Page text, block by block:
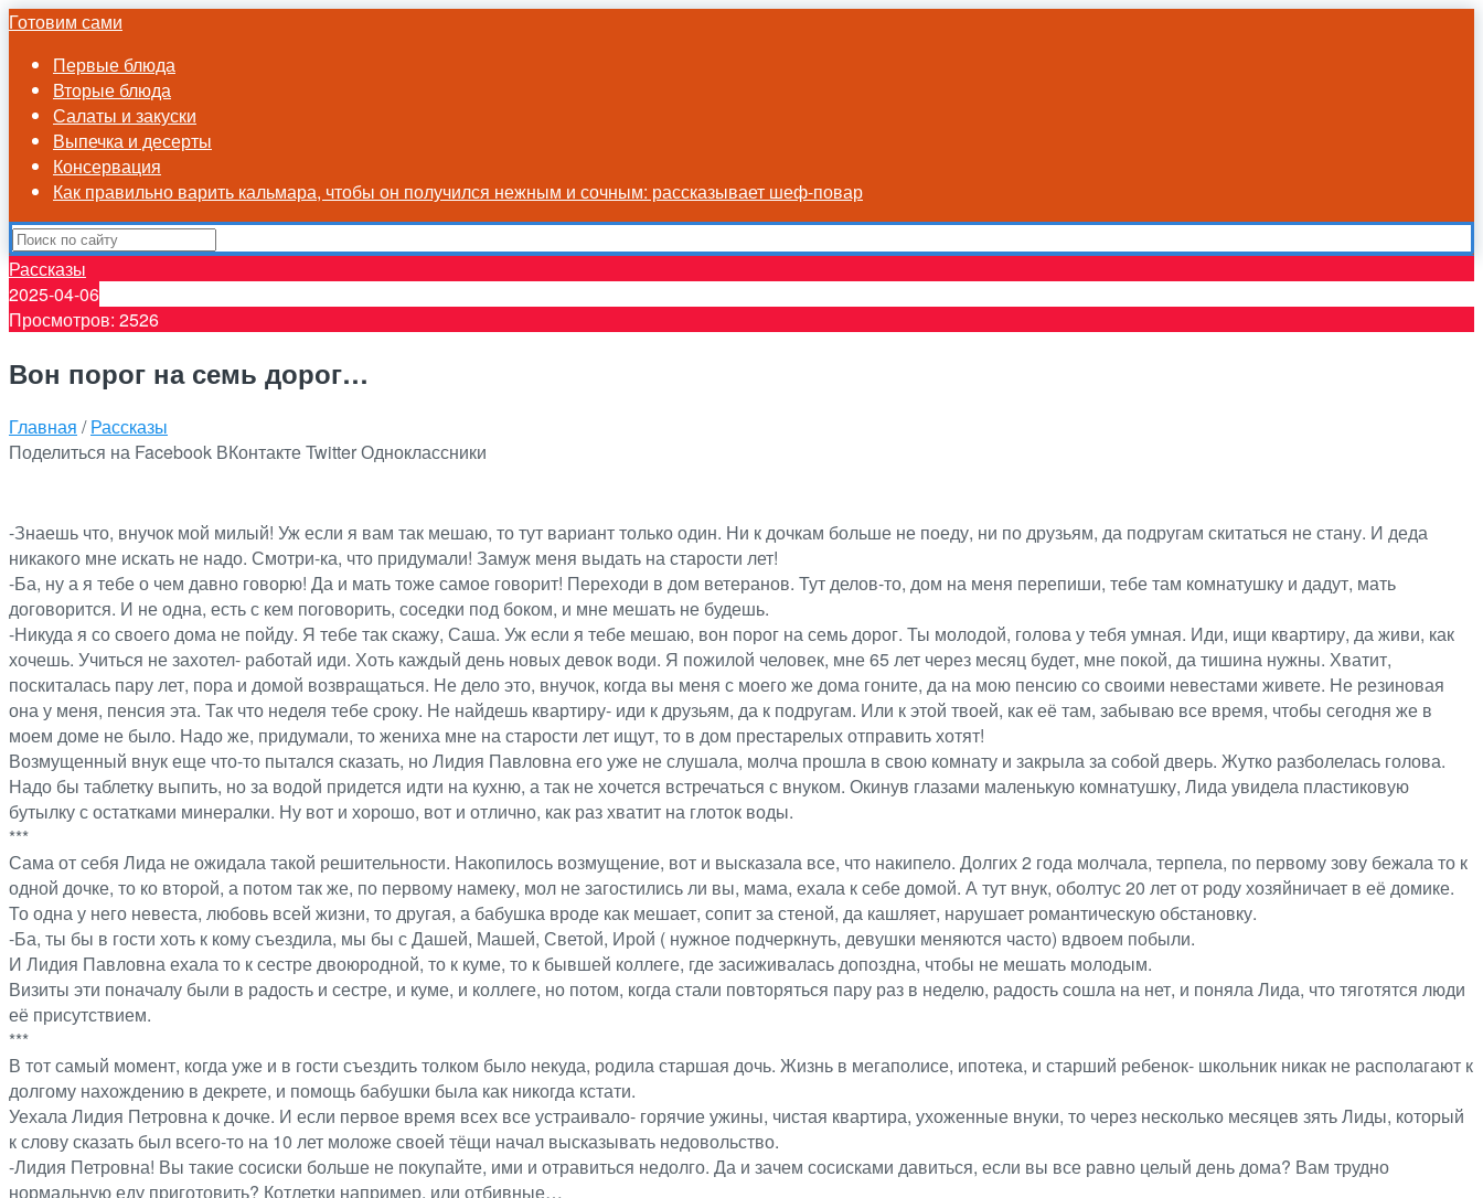
Готовим сами
Первые блюда
Вторые блюда
Салаты и закуски
Выпечка и десерты
Консервация
Как правильно варить кальмара, чтобы он получился нежным и сочным: рассказывает шеф-повар
Рассказы
2025-04-06
Просмотров: 2526
Вон порог на семь дорог…
Главная /Рассказы
Поделиться на Facebook ВКонтактеTwitterОдноклассники
-Знаешь что, внучок мой милый! Уж если я вам так мешаю, то тут вариант только один. Ни к дочкам больше не поеду, ни по друзьям, да подругам скитаться не стану. И деда
никакого мне искать не надо. Смотри-ка, что придумали! Замуж меня выдать на старости лет!
-Ба, ну а я тебе о чем давно говорю! Да и мать тоже самое говорит! Переходи в дом ветеранов. Тут делов-то, дом на меня перепиши, тебе там комнатушку и дадут, мать
договорится. И не одна, есть с кем поговорить, соседки под боком, и мне мешать не будешь.
-Никуда я со своего дома не пойду. Я тебе так скажу, Саша. Уж если я тебе мешаю, вон порог на семь дорог. Ты молодой, голова у тебя умная. Иди, ищи квартиру, да живи, как
хочешь. Учиться не захотел- работай иди. Хоть каждый день новых девок води. Я пожилой человек, мне 65 лет через месяц будет, мне покой, да тишина нужны. Хватит,
поскиталась пару лет, пора и домой возвращаться. Не дело это, внучок, когда вы меня с моего же дома гоните, да на мою пенсию со своими невестами живете. Не резиновая
она у меня, пенсия эта. Так что неделя тебе сроку. Не найдешь квартиру- иди к друзьям, да к подругам. Или к этой твоей, как её там, забываю все время, чтобы сегодня же в
моем доме не было. Надо же, придумали, то жениха мне на старости лет ищут, то в дом престарелых отправить хотят!
Возмущенный внук еще что-то пытался сказать, но Лидия Павловна его уже не слушала, молча прошла в свою комнату и закрыла за собой дверь. Жутко разболелась голова.
Надо бы таблетку выпить, но за водой придется идти на кухню, а так не хочется встречаться с внуком. Окинув глазами маленькую комнатушку, Лида увидела пластиковую
бутылку с остатками минералки. Ну вот и хорошо, вот и отлично, как раз хватит на глоток воды.
***
Сама от себя Лида не ожидала такой решительности. Накопилось возмущение, вот и высказала все, что накипело. Долгих 2 года молчала, терпела, по первому зову бежала то к
одной дочке, то ко второй, а потом так же, по первому намеку, мол не загостились ли вы, мама, ехала к себе домой. А тут внук, оболтус 20 лет от роду хозяйничает в её домике.
То одна у него невеста, любовь всей жизни, то другая, а бабушка вроде как мешает, сопит за стеной, да кашляет, нарушает романтическую обстановку.
-Ба, ты бы в гости хоть к кому съездила, мы бы с Дашей, Машей, Светой, Ирой ( нужное подчеркнуть, девушки меняются часто) вдвоем побыли.
И Лидия Павловна ехала то к сестре двоюродной, то к куме, то к бывшей коллеге, где засиживалась допоздна, чтобы не мешать молодым.
Визиты эти поначалу были в радость и сестре, и куме, и коллеге, но потом, когда стали повторяться пару раз в неделю, радость сошла на нет, и поняла Лида, что тяготятся люди
её присутствием.
***
В тот самый момент, когда уже и в гости съездить толком было некуда, родила старшая дочь. Жизнь в мегаполисе, ипотека, и старший ребенок- школьник никак не располагают к
долгому нахождению в декрете, и помощь бабушки была как никогда кстати.
Уехала Лидия Петровна к дочке. И если первое время всех все устраивало- горячие ужины, чистая квартира, ухоженные внуки, то через несколько месяцев зять Лиды, который
к слову сказать был всего-то на 10 лет моложе своей тёщи начал высказывать недовольство.
-Лидия Петровна! Вы такие сосиски больше не покупайте, ими и отравиться недолго. Да и зачем сосисками давиться, если вы все равно целый день дома? Вам трудно
нормальную еду приготовить? Котлетки например, или отбивные…